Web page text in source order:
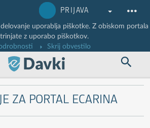
portala
PRIJAVA
uporablja piškotke. Z obiskom portala
z uporabo piškotkov.
Skrij obvestilo
ZA PORTAL ECARINA